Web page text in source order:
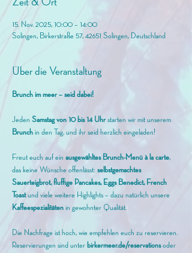
15. Nov. 2025, 10:00 – 14:00
Solingen, Birkerstraße 57, 42651 Solingen, Deutschland
Über die Veranstaltung
Brunch im meer – seid dabei!
Jeden Samstag von 10 bis 14 Uhr starten wir mit unserem
Brunch in den Tag, und ihr seid herzlich eingeladen!
Freut euch auf ein ausgewähltes Brunch-Menü à la carte,
das keine Wünsche offenlässt: selbstgemachtes
Sauerteigbrot, fluffige Pancakes, Eggs Benedict, French
Toast und viele weitere Highlights – dazu natürlich unsere
Kaffeespezialitäten in gewohnter Qualität.
Die Nachfrage ist hoch, wie empfehlen euch zu reservieren.
Reservierungen sind unter birkermeer.de/reservations oder